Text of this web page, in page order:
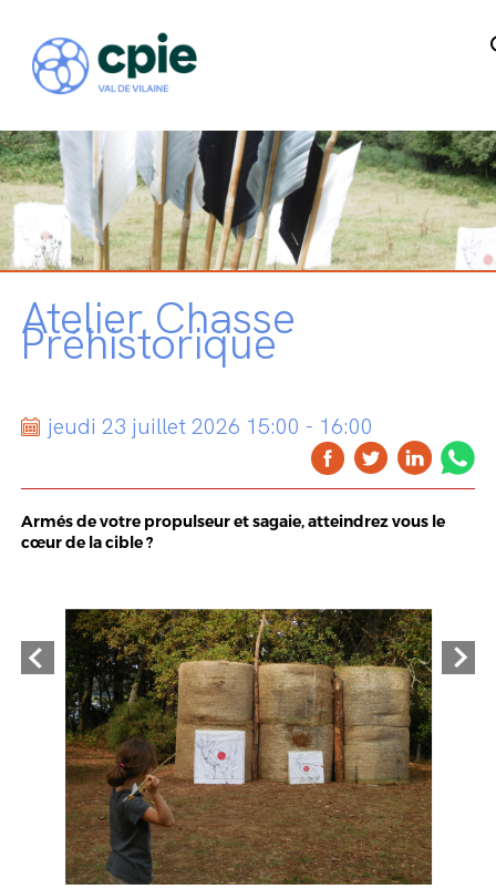
Atelier Chasse
Préhistorique
jeudi 23 juillet 2026 15:00 - 16:00
Armés de votre propulseur et sagaie, atteindrez vous le
cœur de la cible ?